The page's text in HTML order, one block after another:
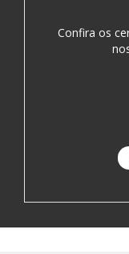
Confira os